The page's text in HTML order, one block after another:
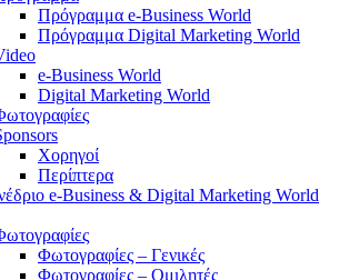
Πρόγραμμα e-Business World
Πρόγραμμα Digital Marketing World
e-Business World
Digital Marketing World
Χορηγοί
Περίπτερα
e-Business & Digital Marketing World
Φωτογραφίες – Γενικές
Φωτογραφίες – Ομιλητές